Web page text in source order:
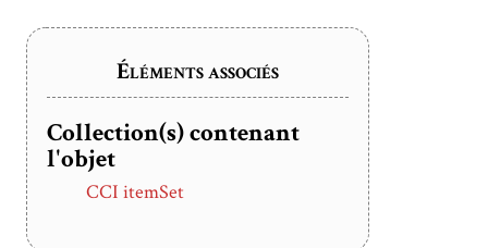
Éléments associés
Collection(s) contenant
l'objet
CCI itemSet